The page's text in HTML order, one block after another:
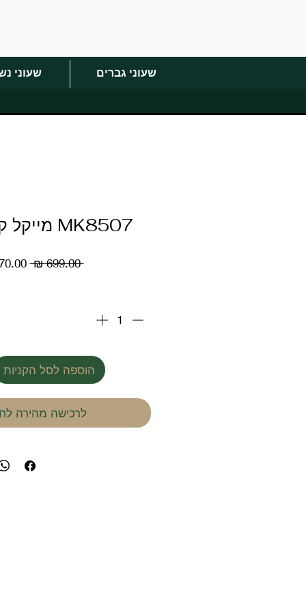
שעוני גברים שעוני
MK8507 מייקל קורס גברים
‏699.00 ‏₪
מחיר
‏470.00 ‏₪
הוספה לסל הקניות
לרכישה מהירה